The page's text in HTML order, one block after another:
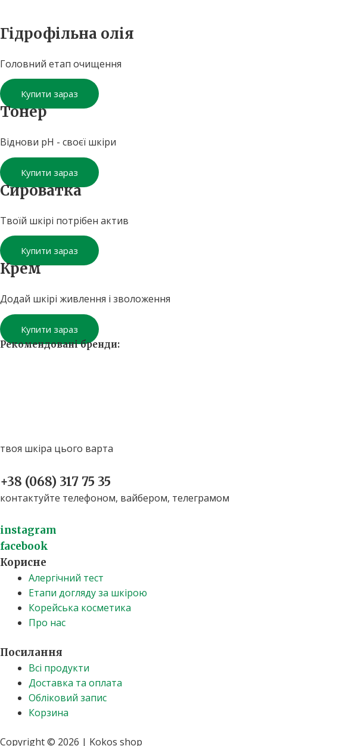
Гідрофільна олія
Головний етап очищення
Купити зараз
Тонер
Віднови pH - своєї шкіри
Купити зараз
Сироватка
Твоїй шкірі потрібен актив
Купити зараз
Крем
Додай шкірі живлення і зволоження
Купити зараз
Рекомендовані бренди:
твоя шкіра цього варта
+38 (068) 317 75 35​
контактуйте телефоном, вайбером, телеграмом
instagram
facebook
Корисне
Алергічний тест
Етапи догляду за шкірою
Корейська косметика
Про нас
Посилання
Всі продукти
Доставка та оплата
Обліковий запис
Корзина
Copyright © 2026 | Kokos shop